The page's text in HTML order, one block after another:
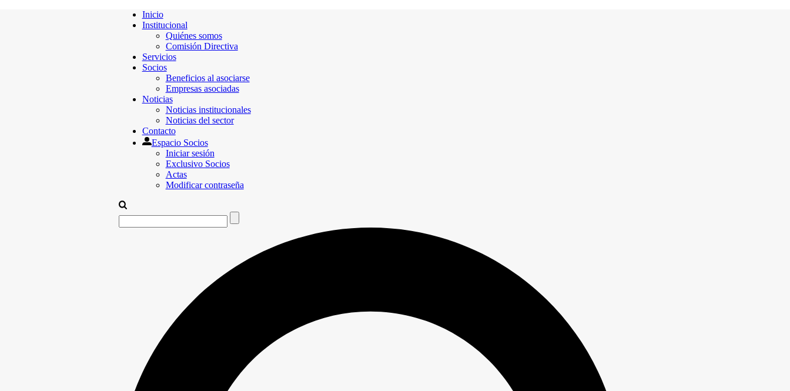
Inicio
Institucional
Quiénes somos
Comisión Directiva
Servicios
Socios
Beneficios al asociarse
Empresas asociadas
Noticias
Noticias institucionales
Noticias del sector
Contacto
Espacio Socios
Iniciar sesión
Exclusivo Socios
Actas
Modificar contraseña